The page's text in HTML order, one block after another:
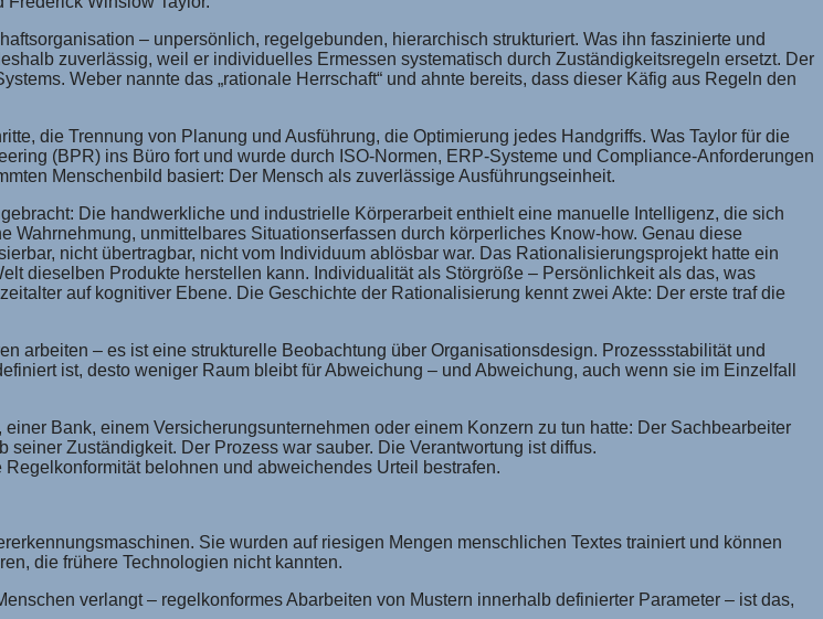
– unpersönlich, regelgebunden, hierarchisch strukturiert. Was ihn faszinierte und
zuverlässig, weil er individuelles Ermessen systematisch durch Zuständigkeitsregeln ersetzt. Der
Weber nannte das „rationale Herrschaft“ und ahnte bereits, dass dieser Käfig aus Regeln den
die Trennung von Planung und Ausführung, die Optimierung jedes Handgriffs. Was Taylor für die
(BPR) ins Büro fort und wurde durch ISO-Normen, ERP-Systeme und Compliance-Anforderungen
Menschenbild basiert: Der Mensch als zuverlässige Ausführungseinheit.
Die handwerkliche und industrielle Körperarbeit enthielt eine manuelle Intelligenz, die sich
unmittelbares Situationserfassen durch körperliches Know-how. Genau diese
nicht übertragbar, nicht vom Individuum ablösbar war. Das Rationalisierungsprojekt hatte ein
dieselben Produkte herstellen kann. Individualität als Störgröße – Persönlichkeit als das, was
auf kognitiver Ebene. Die Geschichte der Rationalisierung kennt zwei Akte: Der erste traf die
arbeiten – es ist eine strukturelle Beobachtung über Organisationsdesign. Prozessstabilität und
ist, desto weniger Raum bleibt für Abweichung – und Abweichung, auch wenn sie im Einzelfall
Bank, einem Versicherungsunternehmen oder einem Konzern zu tun hatte: Der Sachbearbeiter
Zuständigkeit. Der Prozess war sauber. Die Verantwortung ist diffus.
belohnen und abweichendes Urteil bestrafen.
Sie wurden auf riesigen Mengen menschlichen Textes trainiert und können
die frühere Technologien nicht kannten.
verlangt – regelkonformes Abarbeiten von Mustern innerhalb definierter Parameter – ist das,